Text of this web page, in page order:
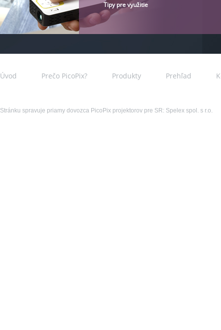
Tipy pre využitie
Úvod Prečo PicoPix? Produkty Prehľad
Stránku spravuje priamy dovozca PicoPix projektorov pre SR: Spelex spol. s r.o.